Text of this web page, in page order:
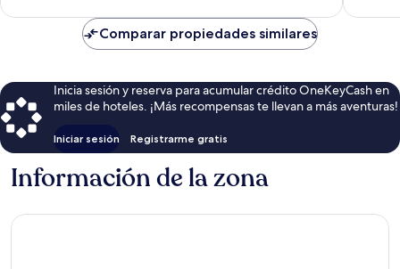
Comparar propiedades similares
Inicia sesión y reserva para acumular crédito OneKeyCash en
miles de hoteles. ¡Más recompensas te llevan a más aventuras!
Iniciar sesión Registrarme gratis
Información de la zona